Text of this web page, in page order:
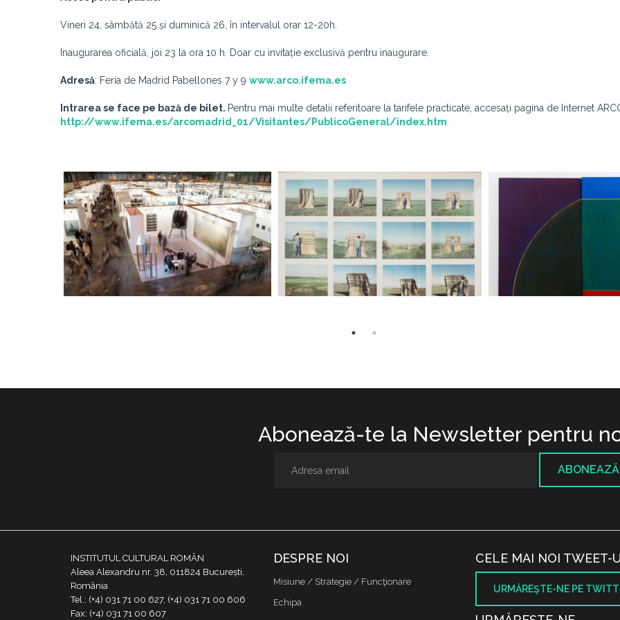
Vineri 24, sâmbătă 25 și duminică 26, în intervalul orar 12-20h.
Inaugurarea oficială, joi 23 la ora 10 h. Doar cu invitație exclusivă pentru inaugurare.
Adresă: Feria de Madrid Pabellones 7 y 9 www.arco.ifema.es
Intrarea se face pe bază de bilet. Pentru mai multe detalii referitoare la tarifele practicate, accesați pagina de Internet
http://www.ifema.es/arcomadrid_01/Visitantes/PublicoGeneral/index.htm
Abonează-te la Newsletter pentru
INSTITUTUL CULTURAL ROMÂN
Aleea Alexandru nr. 38, 011824 București,
România
Tel.: (+4) 031 71 00 627, (+4) 031 71 00 606
Fax: (+4) 031 71 00 607
DESPRE NOI
Misiune / Strategie / Funcţionare
Echipa
CELE MAI NOI TWEET-
URMĂREŞTE-NE PE